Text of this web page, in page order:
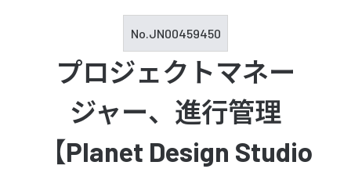
No. JN00459450
プロジェクトマネー
ジャー、進行管理
【Planet Design Studio​